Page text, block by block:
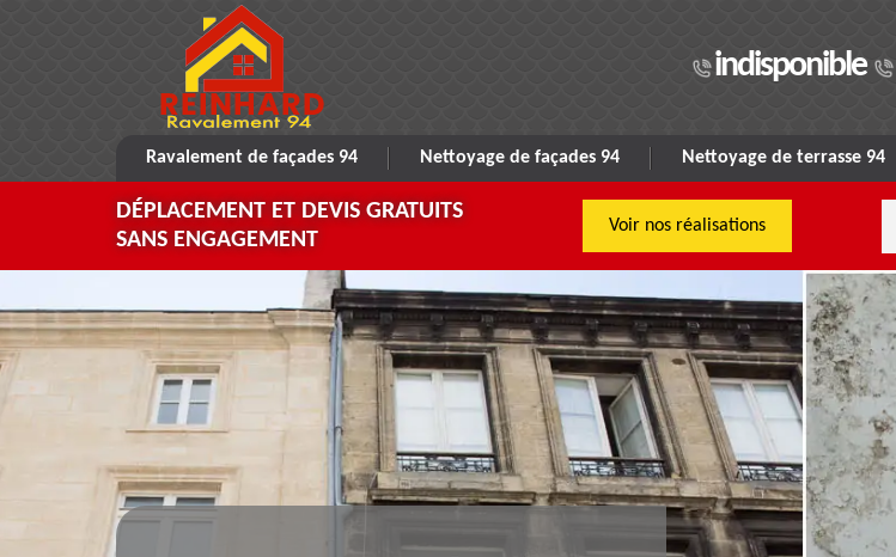
indisponible
Ravalement de façades 94 Nettoyage de façades 94 Nettoyage de terrasse 94
DÉPLACEMENT ET DEVIS GRATUITS
SANS ENGAGEMENT
Voir nos réalisations